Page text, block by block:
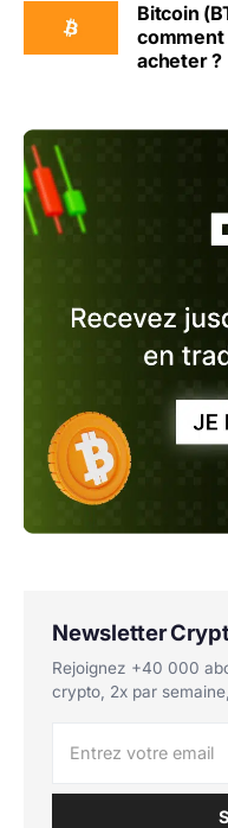
Bitcoin
comment
acheter ?
Newsletter
Rejoignez +40 000
crypto, 2x par